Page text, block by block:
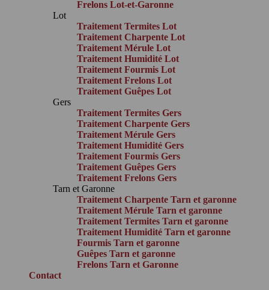
Frelons Lot-et-Garonne
Lot
Traitement Termites Lot
Traitement Charpente Lot
Traitement Mérule Lot
Traitement Humidité Lot
Traitement Fourmis Lot
Traitement Frelons Lot
Traitement Guêpes Lot
Gers
Traitement Termites Gers
Traitement Charpente Gers
Traitement Mérule Gers
Traitement Humidité Gers
Traitement Fourmis Gers
Traitement Guêpes Gers
Traitement Frelons Gers
Tarn et Garonne
Traitement Charpente Tarn et garonne
Traitement Mérule Tarn et garonne
Traitement Termites Tarn et garonne
Traitement Humidité Tarn et garonne
Fourmis Tarn et garonne
Guêpes Tarn et garonne
Frelons Tarn et Garonne
Contact